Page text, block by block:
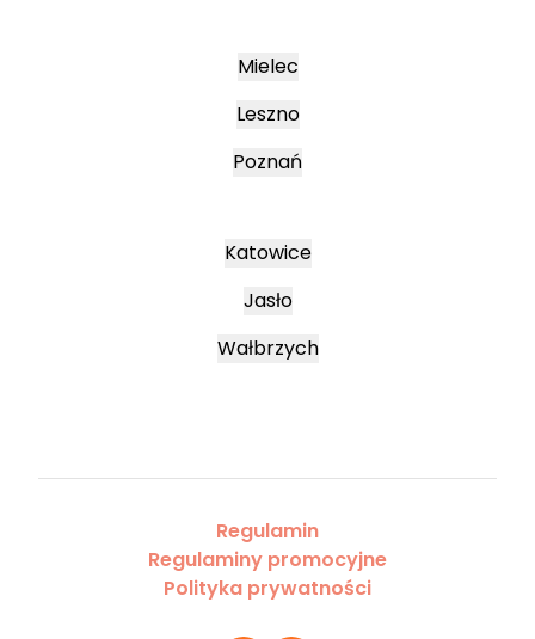
Mielec
Leszno
Poznań
Katowice
Jasło
Wałbrzych
Regulamin
Regulaminy promocyjne
Polityka prywatności